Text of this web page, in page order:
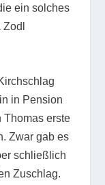
ein solches
in Pension
Thomas erste
Zwar gab es
schließlich
Zuschlag.